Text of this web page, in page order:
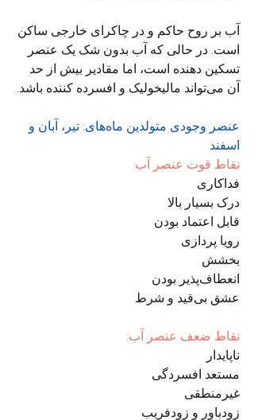
آب بر روح حاکم و در چاکرای خارجی ساکن
است. در حالی که آب بدون شک یک عنصر
تسکین دهنده است، اما مقادیر بیش از حد
آن می‌تواند مالیخولیک و افسرده کننده باشد.
عنصر وجودی متولدین ماه‌های: تیر، آبان و
اسفند
نقاط قوت عنصر آب:
فداکاری
درک بسیار بالا
قابل اعتماد بودن
رویا پردازی
بخشش
انعطاف‌پذیر بودن
عشق بی‌قید و شرط
نقاط ضعف عنصر آب:
ناپایدار
مستعد افسردگی
غیرمنطقی
زودباور و زودفریب